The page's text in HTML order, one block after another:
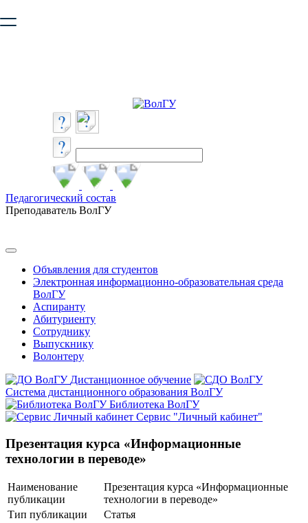
безопасную работу с сайтом. Пожалуйста
Педагогический состав
Преподаватель ВолГУ
Объявления для студентов
Электронная информационно-образовательная среда
ВолГУ
Аспиранту
Абитуриенту
Сотруднику
Выпускнику
Волонтеру
Дистанционное обучение
Система дистанционного образования ВолГУ
Библиотека ВолГУ
Сервис "Личный кабинет"
Презентация курса «Информационные
технологии в переводе»
Наименование
публикации
Презентация курса «Информационные
технологии в переводе»
Тип публикации
Статья